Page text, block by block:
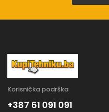
Korisnička podrška
+387 61 091 091